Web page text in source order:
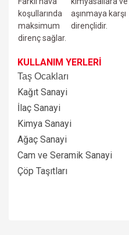
koşullarında
maksimum
direnç sağlar.
aşınmaya karşı
dirençlidir.
KULLANIM YERLERİ
Taş Ocakları
Kağıt Sanayi
İlaç Sanayi
Kimya Sanayi
Ağaç Sanayi
Cam ve Seramik Sanayi
Çöp Taşıtları